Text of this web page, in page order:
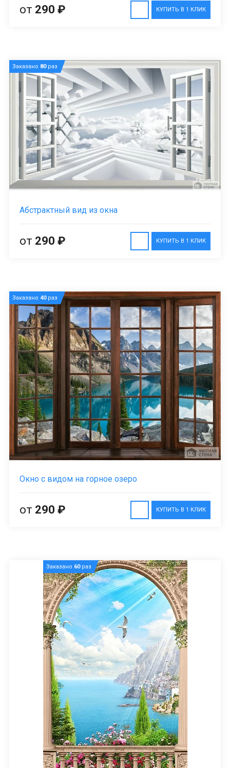
КУПИТЬ В 1 КЛИК
от 290 ₽
Заказано 80раз
Абстрактный вид из окна
КУПИТЬ В 1 КЛИК
от 290 ₽
Заказано 40раз
Окно с видом на горное озеро
КУПИТЬ В 1 КЛИК
от 290 ₽
Заказано 60раз